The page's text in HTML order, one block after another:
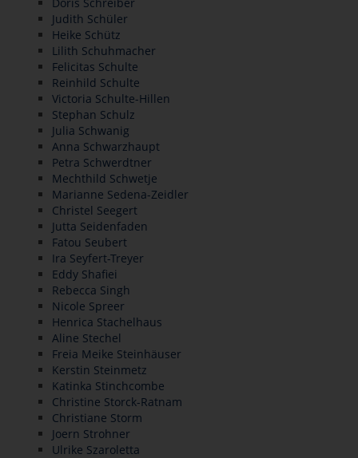
Judith Schüler
Heike Schütz
Lilith Schuhmacher
Felicitas Schulte
Reinhild Schulte
Victoria Schulte-Hillen
Stephan Schulz
Julia Schwanig
Anna Schwarzhaupt
Petra Schwerdtner
Mechthild Schwetje
Marianne Sedena-Zeidler
Christel Seegert
Jutta Seidenfaden
Fatou Seubert
Ira Seyfert-Treyer
Eddy Shafiei
Rebecca Singh
Nicole Spreer
Henrica Stachelhaus
Aline Stechel
Freia Meike Steinhäuser
Kerstin Steinmetz
Katinka Stinchcombe
Christine Storck-Ratnam
Christiane Storm
Joern Strohner
Ulrike Szaroletta